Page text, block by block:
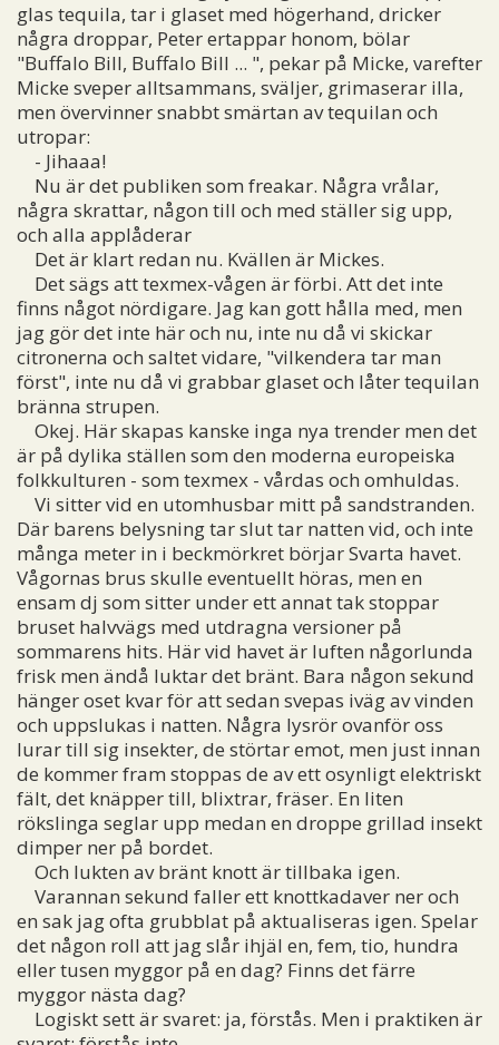
glas tequila, tar i glaset med högerhand, dricker
några droppar, Peter ertappar honom, bölar
"Buffalo Bill, Buffalo Bill ... ", pekar på Micke, varefter
Micke sveper alltsammans, sväljer, grimaserar illa,
men övervinner snabbt smärtan av tequilan och
utropar:
- Jihaaa!
Nu är det publiken som freakar. Några vrålar,
några skrattar, någon till och med ställer sig upp,
och alla applåderar
Det är klart redan nu. Kvällen är Mickes.
Det sägs att texmex-vågen är förbi. Att det inte
finns något nördigare. Jag kan gott hålla med, men
jag gör det inte här och nu, inte nu då vi skickar
citronerna och saltet vidare, "vilkendera tar man
först", inte nu då vi grabbar glaset och låter tequilan
bränna strupen.
Okej. Här skapas kanske inga nya trender men det
är på dylika ställen som den moderna europeiska
folkkulturen - som texmex - vårdas och omhuldas.
Vi sitter vid en utomhusbar mitt på sandstranden.
Där barens belysning tar slut tar natten vid, och inte
många meter in i beckmörkret börjar Svarta havet.
Vågornas brus skulle eventuellt höras, men en
ensam dj som sitter under ett annat tak stoppar
bruset halvvägs med utdragna versioner på
sommarens hits. Här vid havet är luften någorlunda
frisk men ändå luktar det bränt. Bara någon sekund
hänger oset kvar för att sedan svepas iväg av vinden
och uppslukas i natten. Några lysrör ovanför oss
lurar till sig insekter, de störtar emot, men just innan
de kommer fram stoppas de av ett osynligt elektriskt
fält, det knäpper till, blixtrar, fräser. En liten
rökslinga seglar upp medan en droppe grillad insekt
dimper ner på bordet.
Och lukten av bränt knott är tillbaka igen.
Varannan sekund faller ett knottkadaver ner och
en sak jag ofta grubblat på aktualiseras igen. Spelar
det någon roll att jag slår ihjäl en, fem, tio, hundra
eller tusen myggor på en dag? Finns det färre
myggor nästa dag?
Logiskt sett är svaret: ja, förstås. Men i praktiken är